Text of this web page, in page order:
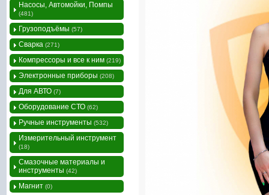
Насосы, Автомойки, Помпы
(481)
Грузоподъёмы (57)
Сварка (271)
Компрессоры и все к ним (219)
Электронные приборы (208)
Для АВТО (7)
Оборудование СТО (62)
Ручные инструменты (532)
Измерительный инструмент
(18)
Смазочные материалы и
инструменты (42)
Магнит (0)